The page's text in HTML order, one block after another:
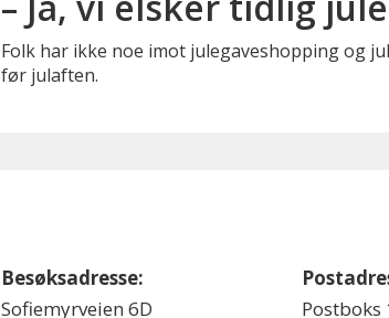
Folk har ikke noe imot julegaveshopping og
før julaften.
Besøksadresse:
Sofiemyrveien 6D
Postboks